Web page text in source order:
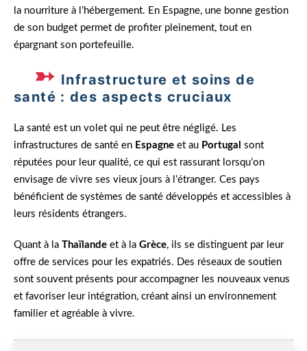
la nourriture à l’hébergement. En Espagne, une bonne gestion
de son budget permet de profiter pleinement, tout en
épargnant son portefeuille.
Infrastructure et soins de
santé : des aspects cruciaux
La santé est un volet qui ne peut être négligé. Les
infrastructures de santé en Espagne et au Portugal sont
réputées pour leur qualité, ce qui est rassurant lorsqu’on
envisage de vivre ses vieux jours à l’étranger. Ces pays
bénéficient de systèmes de santé développés et accessibles à
leurs résidents étrangers.
Quant à la Thaïlande et à la Grèce, ils se distinguent par leur
offre de services pour les expatriés. Des réseaux de soutien
sont souvent présents pour accompagner les nouveaux venus
et favoriser leur intégration, créant ainsi un environnement
familier et agréable à vivre.